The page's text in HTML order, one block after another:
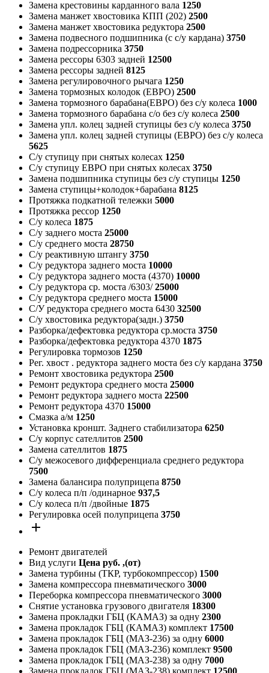
Замена крестовины карданного вала 1250
Замена манжет хвостовика КПП (202) 2500
Замена манжет хвостовика редуктора 2500
Замена подвесного подшипника (с с/у кардана) 3750
Замена подрессорника 3750
Замена рессоры 6303 задней 12500
Замена рессоры задней 8125
Замена регулировочного рычага 1250
Замена тормозных колодок (ЕВРО) 2500
Замена тормозного барабана(ЕВРО) без с/у колеса 1000
Замена тормозного барабана с/о без с/у колеса 2500
Замена упл. колец задней ступицы без с/у колеса 3750
Замена упл. колец задней ступицы (ЕВРО) без с/у колеса
5625
С/у ступицу при снятых колесах 1250
С/у ступицу ЕВРО при снятых колесах 3750
Замена подшипника ступицы без с/у ступицы 1250
Замена ступицы+колодок+барабана 8125
Протяжка подкатной тележки 5000
Протяжка рессор 1250
С/у колеса 1875
С/у заднего моста 25000
С/у среднего моста 28750
С/у реактивную штангу 3750
С/у редуктора заднего моста 10000
С/у редуктора заднего моста (4370) 10000
С/у редуктора ср. моста /6303/25000
С/у редуктора среднего моста 15000
С/У редуктора среднего моста 6430 32500
С/у хвостовика редуктора(задн.) 3750
Разборка/дефектовка редуктора ср.моста 3750
Разборка/дефектовка редуктора 4370 1875
Регулировка тормозов 1250
Рег. хвост . редуктора заднего моста без с/у кардана 3750
Ремонт хвостовика редуктора 2500
Ремонт редуктора среднего моста 25000
Ремонт редуктора заднего моста 22500
Ремонт редуктора 4370 15000
Смазка а/м 1250
Установка кроншт. Заднего стабилизатора 6250
С/у корпус сателлитов 2500
Замена сателлитов 1875
С/у межосевого дифференциала среднего редуктора
7500
Замена балансира полуприцепа 8750
С/у колеса п/п /одинарное 937,5
С/у колеса п/п /двойные 1875
Регулировка осей полуприцепа 3750
add
Ремонт двигателей
Вид услуги Цена руб. ,(от)
Замена турбины (ТКР, турбокомпрессор) 1500
Замена компрессора пневматического 3000
Переборка компрессора пневматического 3000
Снятие установка грузового двигателя 18300
Замена прокладки ГБЦ (КАМАЗ) за одну 2300
Замена прокладок ГБЦ (КАМАЗ) комплект 17500
Замена прокладок ГБЦ (МАЗ-236) за одну 6000
Замена прокладок ГБЦ (МАЗ-236) комплект 9500
Замена прокладок ГБЦ (МАЗ-238) за одну 7000
Замена прокладок ГБЦ (МАЗ-238) комплект 12500